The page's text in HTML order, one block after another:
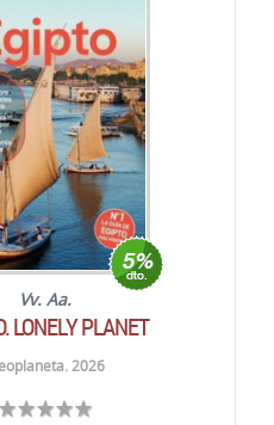
Vv. Aa.
LONELY PLANET
2026